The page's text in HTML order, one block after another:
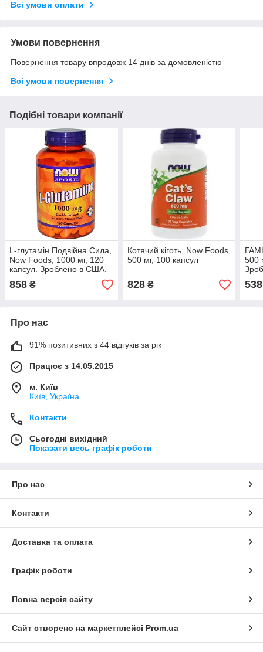
Всі умови оплати
Умови повернення
Повернення товару впродовж 14 днів за домовленістю
Всі умови повернення
Подібні товари компанії
L-глутамін Подвійна Сила,
Now Foods, 1000 мг, 120
капсул. Зроблено в США.
858 ₴
Котячий кіготь, Now Foods,
500 мг, 100 капсул
828₴
500
538
Про нас
91% позитивних з 44 відгуків за рік
Працює з 14.05.2015
м. Київ
Київ, Україна
Контакти
Сьогодні вихідний
Показати весь графік роботи
Про нас
Контакти
Доставка та оплата
Графік роботи
Повна версія сайту
Сайт створено на маркетплейсі Prom.ua